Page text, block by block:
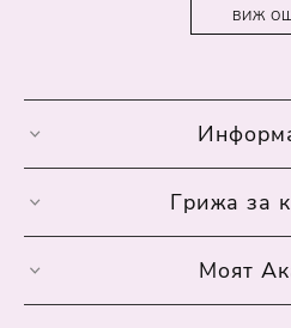
ВИЖ
Грижа за
Моят